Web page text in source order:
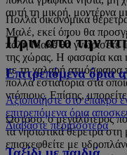
Πολλά οικονομικά
Μαλέ, εκεί όπου θα
πόλη Μαλέ θα γνωρίσετε
της χώρας. Η φασαρία και
με τη χαλαρή
πολλά εστιατόρια στα
ντόπιους. Επίσης,
Ωστόσο, ο μεγαλύτερος
τα νησιωτικά θέρετρα
επισκεφθείτε με
αυτή τη μικρή, μοντέρνα
Πριν από την
Επιτρεπόμενα όρια
Αξιοποιήστε στο έπακρο
επιτρεπόμενα όρια
Διαβάστε περισσότερα